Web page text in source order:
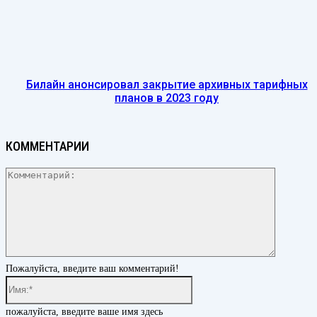
Билайн анонсировал закрытие архивных тарифных
планов в 2023 году
КОММЕНТАРИИ
Пожалуйста, введите ваш комментарий!
пожалуйста, введите ваше имя здесь